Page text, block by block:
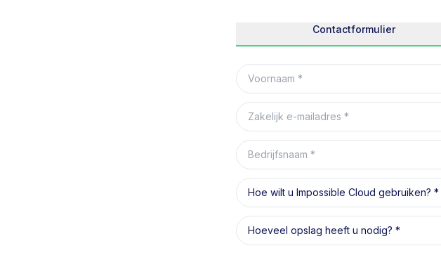
Contactformulier
Voornaam
Zakelijk e-mailadres
Bedrijfsnaam
Hoe wilt u Impossible Cloud gebruiken?
Hoeveel opslag heeft u nodig?